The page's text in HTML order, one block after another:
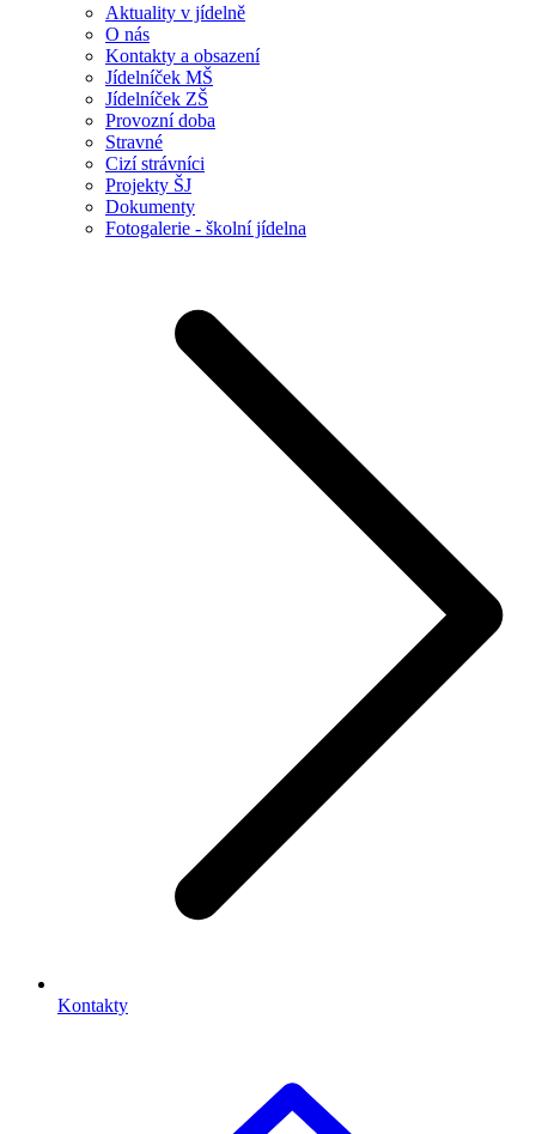
Aktuality v jídelně
O nás
Kontakty a obsazení
Jídelníček MŠ
Jídelníček ZŠ
Provozní doba
Stravné
Cizí strávníci
Projekty ŠJ
Dokumenty
Fotogalerie - školní jídelna
Kontakty